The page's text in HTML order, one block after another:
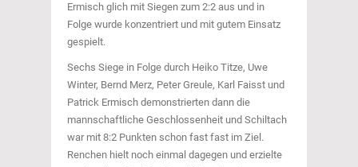
Ermisch glich mit Siegen zum 2:2 aus und in
Folge wurde konzentriert und mit gutem Einsatz
gespielt.
Sechs Siege in Folge durch Heiko Titze, Uwe
Winter, Bernd Merz, Peter Greule, Karl Faisst und
Patrick Ermisch demonstrierten dann die
mannschaftliche Geschlossenheit und Schiltach
war mit 8:2 Punkten schon fast fast im Ziel.
Renchen hielt noch einmal dagegen und erzielte